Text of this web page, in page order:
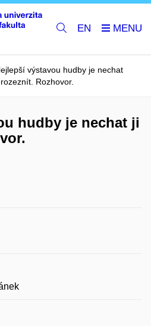
EN
výstavou hudby je nechat
Rozhovor.
hudby je nechat ji